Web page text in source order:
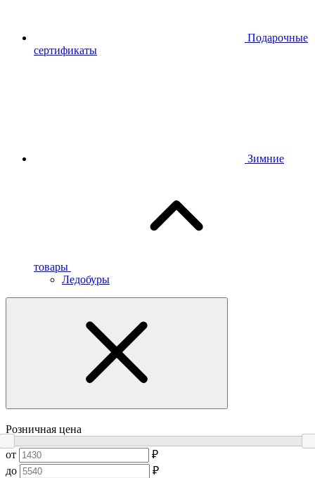
Подарочные
сертификаты
Зимние
товары
Ледобуры
Розничная цена
от
₽
до
₽